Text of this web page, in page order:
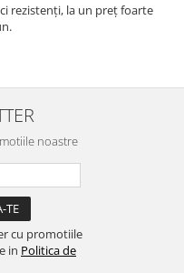
rezistenți, la un preț foarte
noastre
cu promotiile
in Politica de